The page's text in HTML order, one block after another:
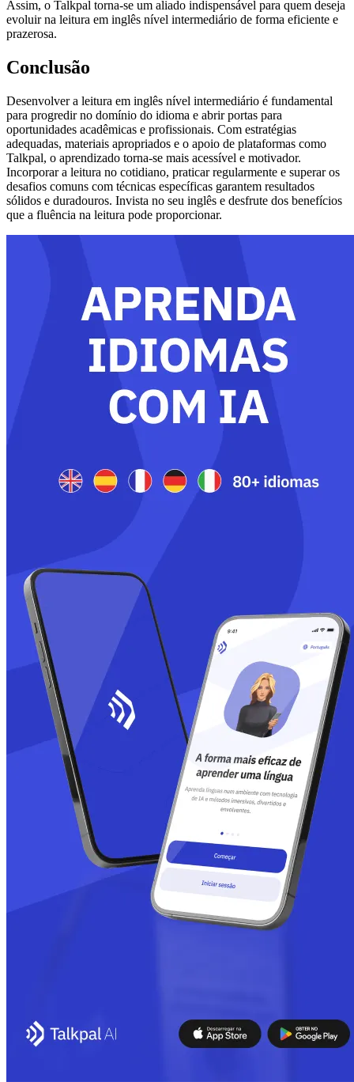
Assim, o Talkpal torna-se um aliado indispensável para quem deseja
evoluir na leitura em inglês nível intermediário de forma eficiente e
prazerosa.
Conclusão
Desenvolver a leitura em inglês nível intermediário é fundamental
para progredir no domínio do idioma e abrir portas para
oportunidades acadêmicas e profissionais. Com estratégias
adequadas, materiais apropriados e o apoio de plataformas como
Talkpal, o aprendizado torna-se mais acessível e motivador.
Incorporar a leitura no cotidiano, praticar regularmente e superar os
desafios comuns com técnicas específicas garantem resultados
sólidos e duradouros. Invista no seu inglês e desfrute dos benefícios
que a fluência na leitura pode proporcionar.